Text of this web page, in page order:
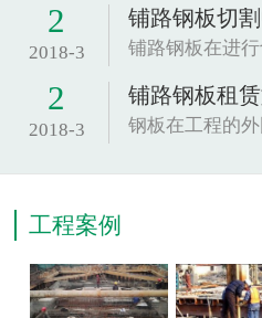
2
2018-3
铺路钢板切
2
2018-3
铺路钢板租
工程案例